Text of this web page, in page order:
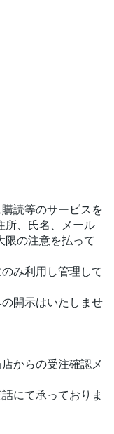
読等のサービスを
所、氏名、メール
限の注意を払って
み利用し管理して
開示はいたしませ
からの受注確認メ
にて承っておりま